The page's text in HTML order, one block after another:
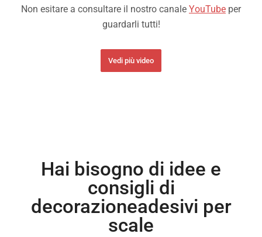
Non esitare a consultare il nostro canale YouTube per
guardarli tutti!
Vedi più video
Hai bisogno di idee e
consigli di
decorazioneadesivi per
scale